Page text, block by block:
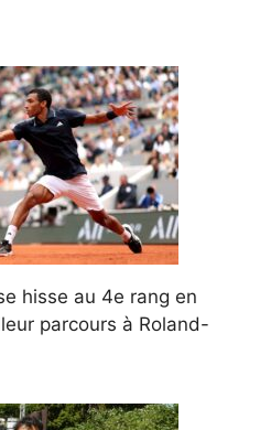
hisse au 4e rang en
parcours à Roland-